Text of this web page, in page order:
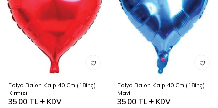
Folyo Balon Kalp 40 Cm (18inç)
Kırmızı
35,00 TL KDV
Folyo Balon Kalp 40 Cm (18inç)
Mavi
35,00 TL KDV